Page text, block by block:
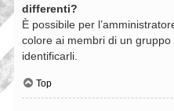
differenti?
È possibile per
colore ai membri di un
identificarli.
Top